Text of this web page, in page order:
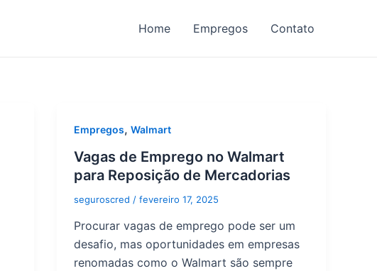
Home Empregos Contato
Empregos,Walmart
Vagas de Emprego no Walmart
para Reposição de Mercadorias
seguroscred /fevereiro 17, 2025
Procurar vagas de emprego pode ser um
desafio, mas oportunidades em empresas
renomadas como o Walmart são sempre